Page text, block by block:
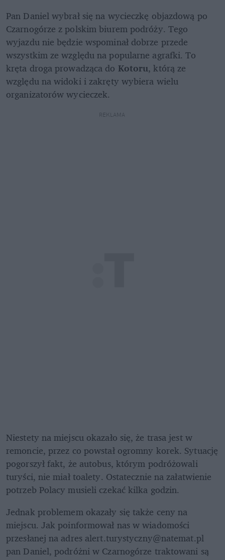
Pan Daniel wybrał się na wycieczkę objazdową po
Czarnogórze z polskim biurem podróży. Tego
wyjazdu nie będzie wspominał dobrze przede
wszystkim ze względu na popularne agrafki. To
kręta droga prowadząca do Kotoru, którą ze
względu na widoki i zakręty wybiera wielu
organizatorów wycieczek.
REKLAMA
Niestety na miejscu okazało się, że trasa jest w
remoncie, przez co powstał ogromny korek. Sytuację
pogorszył fakt, że autobus, którym podróżowali
turyści, nie miał toalety. Ostatecznie na załatwienie
potrzeb Polacy musieli czekać kilka godzin.
Jednak problemem okazały się także ceny na
miejscu. Jak poinformował nas w wiadomości
przesłanej na adres alert.turystyczny@natemat.pl
pan Daniel, podróżni w Czarnogórze traktowani są